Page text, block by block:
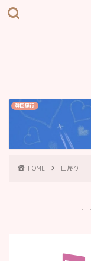
韓国旅行
HOME 日帰り